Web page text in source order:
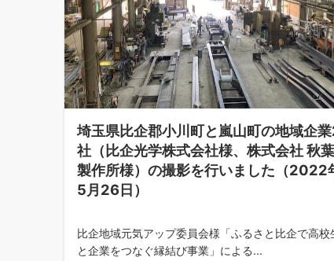
埼玉県比企郡小川町と嵐山町の地域企
社（比企光学株式会社様、株式会社 秋葉
製作所様）の撮影を行いました（2022
5月26日）
比企地域元気アップ委員会様「ふるさと比企で高校
と企業をつなぐ縁結び事業」による...